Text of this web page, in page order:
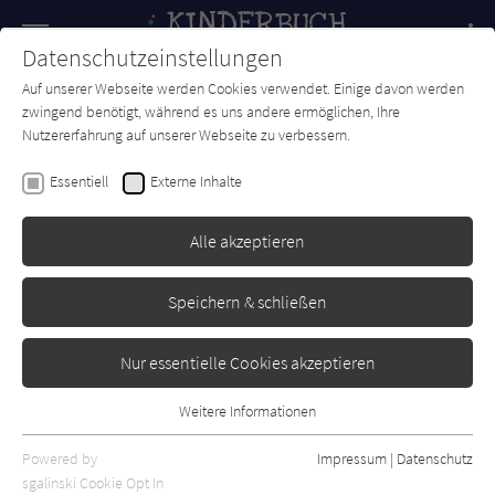
SUCHE Forum Charts Newsletter
Hendrikje Balsmeyer Peter Maffay
Anouk, dein nächstes
Abenteuer ruft!
arsEdition
Datenschutzeinstellungen
Auf unserer Webseite werden Cookies verwendet. Einige davon werden
zwingend benötigt, während es uns andere ermöglichen, Ihre
Nutzererfahrung auf unserer Webseite zu verbessern.
Essentiell Externe Inhalte
Alle akzeptieren
Speichern & schließen
Nur essentielle Cookies akzeptieren
Essentielle Cookies werden für grundlegende Funktionen der
Webseite benötigt. Dadurch ist gewährleistet, dass die Webseite
Weitere Informationen
Powered by
sgalinski Cookie Opt In
Impressum | Datenschutz